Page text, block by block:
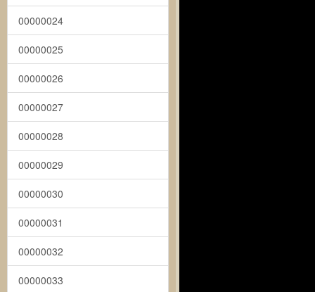
00000024
00000025
00000026
00000027
00000028
00000029
00000030
00000031
00000032
00000033